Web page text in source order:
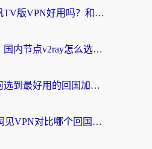
海外党必看：快帆TV版VPN好用吗？和快游VPN对比哪个回国效果更好？附实用避坑指南
海外党无忧指南：国内节点v2ray怎么选？一键回国VPN+多场景实测帮你避坑
海外党必看：如何选到最好用的回国加速器？从节点到售后的全维度指南
ChickCN VPN和洞见VPN对比哪个回国效果更好？海外党亲测3款加速器+避坑指南